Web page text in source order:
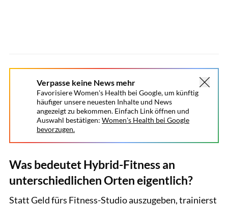
Verpasse keine News mehr
Favorisiere Women's Health bei Google, um künftig
häufiger unsere neuesten Inhalte und News
angezeigt zu bekommen. Einfach Link öffnen und
Auswahl bestätigen: Women's Health bei Google
bevorzugen.
Was bedeutet Hybrid-Fitness an
unterschiedlichen Orten eigentlich?
Statt Geld fürs Fitness-Studio auszugeben, trainierst